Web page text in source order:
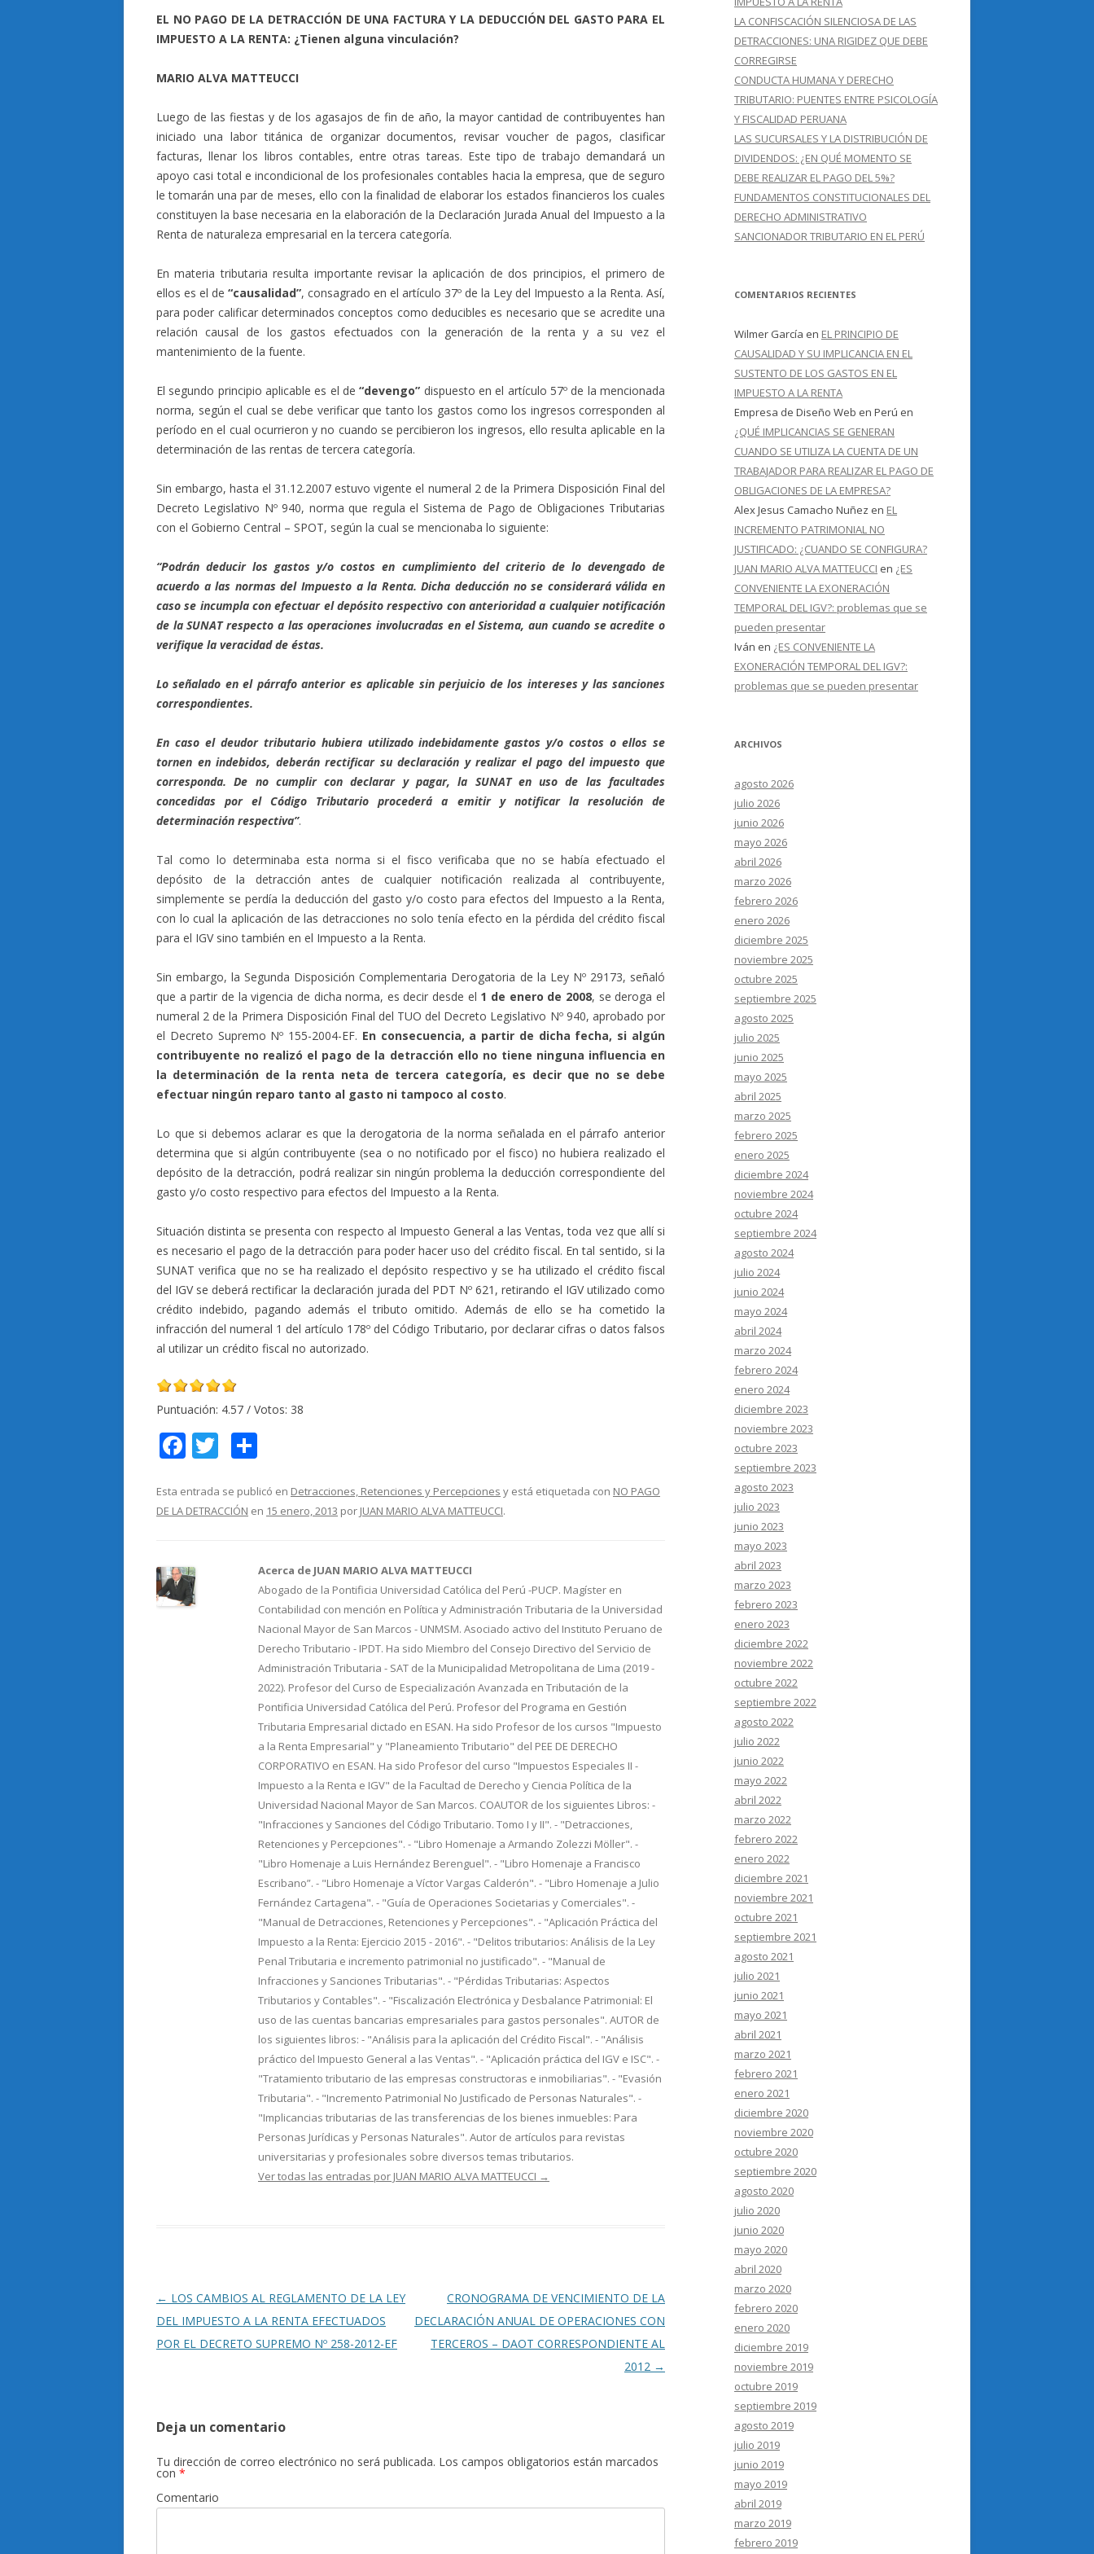
EL NO PAGO DE LA DETRACCIÓN DE UNA FACTURA Y LA DEDUCCIÓN DEL GASTO PARA EL
IMPUESTO A LA RENTA: ¿Tienen alguna vinculación?
MARIO ALVA MATTEUCCI
Luego de las fiestas y de los agasajos de fin de año, la mayor cantidad de contribuyentes han
iniciado una labor titánica de organizar documentos, revisar voucher de pagos, clasificar
facturas, llenar los libros contables, entre otras tareas. Este tipo de trabajo demandará un
apoyo casi total e incondicional de los profesionales contables hacia la empresa, que de seguro
le tomarán una par de meses, ello con la finalidad de elaborar los estados financieros los cuales
constituyen la base necesaria en la elaboración de la Declaración Jurada Anual del Impuesto a la
Renta de naturaleza empresarial en la tercera categoría.
En materia tributaria resulta importante revisar la aplicación de dos principios, el primero de
ellos es el de “causalidad”, consagrado en el artículo 37º de la Ley del Impuesto a la Renta. Así,
para poder calificar determinados conceptos como deducibles es necesario que se acredite una
relación causal de los gastos efectuados con la generación de la renta y a su vez el
mantenimiento de la fuente.
El segundo principio aplicable es el de“devengo” dispuesto en el artículo 57º de la mencionada
norma, según el cual se debe verificar que tanto los gastos como los ingresos corresponden al
período en el cual ocurrieron y no cuando se percibieron los ingresos, ello resulta aplicable en la
determinación de las rentas de tercera categoría.
Sin embargo, hasta el 31.12.2007 estuvo vigente el numeral 2 de la Primera Disposición Final del
Decreto Legislativo Nº 940, norma que regula el Sistema de Pago de Obligaciones Tributarias
con el Gobierno Central – SPOT, según la cual se mencionaba lo siguiente:
“Podrán deducir los gastos y/o costos en cumplimiento del criterio de lo devengado de
acuerdo a las normas del Impuesto a la Renta. Dicha deducción no se considerará válida en
caso se incumpla con efectuar el depósito respectivo con anterioridad a cualquier notificación
de la SUNAT respecto a las operaciones involucradas en el Sistema, aun cuando se acredite o
verifique la veracidad de éstas.
Lo señalado en el párrafo anterior es aplicable sin perjuicio de los intereses y las sanciones
correspondientes.
En caso el deudor tributario hubiera utilizado indebidamente gastos y/o costos o ellos se
tornen en indebidos, deberán rectificar su declaración y realizar el pago del impuesto que
corresponda. De no cumplir con declarar y pagar, la SUNAT en uso de las facultades
concedidas por el Código Tributario procederá a emitir y notificar la resolución de
determinación respectiva”.
Tal como lo determinaba esta norma si el fisco verificaba que no se había efectuado el
depósito de la detracción antes de cualquier notificación realizada al contribuyente,
simplemente se perdía la deducción del gasto y/o costo para efectos del Impuesto a la Renta,
con lo cual la aplicación de las detracciones no solo tenía efecto en la pérdida del crédito fiscal
para el IGV sino también en el Impuesto a la Renta.
Sin embargo, la Segunda Disposición Complementaria Derogatoria de la Ley Nº 29173, señaló
que a partir de la vigencia de dicha norma, es decir desde el 1 de enero de 2008, se deroga el
numeral 2 de la Primera Disposición Final del TUO del Decreto Legislativo Nº 940, aprobado por
el Decreto Supremo Nº 155-2004-EF. En consecuencia, a partir de dicha fecha, si algún
contribuyente no realizó el pago de la detracción ello no tiene ninguna influencia en
la determinación de la renta neta de tercera categoría, es decir que no se debe
efectuar ningún reparo tanto al gasto ni tampoco al costo.
Lo que si debemos aclarar es que la derogatoria de la norma señalada en el párrafo anterior
determina que si algún contribuyente (sea o no notificado por el fisco) no hubiera realizado el
depósito de la detracción, podrá realizar sin ningún problema la deducción correspondiente del
gasto y/o costo respectivo para efectos del Impuesto a la Renta.
Situación distinta se presenta con respecto al Impuesto General a las Ventas, toda vez que allí si
es necesario el pago de la detracción para poder hacer uso del crédito fiscal. En tal sentido, si la
SUNAT verifica que no se ha realizado el depósito respectivo y se ha utilizado el crédito fiscal
del IGV se deberá rectificar la declaración jurada del PDT Nº 621, retirando el IGV utilizado como
crédito indebido, pagando además el tributo omitido. Además de ello se ha cometido la
infracción del numeral 1 del artículo 178º del Código Tributario, por declarar cifras o datos falsos
al utilizar un crédito fiscal no autorizado.
Puntuación: 4.57 / Votos: 38
F
e
b
o
k
T
itt
er
m
p
ti
r
Esta entrada se publicó en Detracciones, Retenciones y Percepciones y está etiquetada con NO PAGO
DE LA DETRACCIÓN en 15 enero, 2013 por JUAN MARIO ALVA MATTEUCCI.
Acerca de JUAN MARIO ALVA MATTEUCCI
Abogado de la Pontificia Universidad Católica del Perú -PUCP. Magíster en
Contabilidad con mención en Política y Administración Tributaria de la Universidad
Nacional Mayor de San Marcos - UNMSM. Asociado activo del Instituto Peruano de
Derecho Tributario - IPDT. Ha sido Miembro del Consejo Directivo del Servicio de
Administración Tributaria - SAT de la Municipalidad Metropolitana de Lima (2019 -
2022). Profesor del Curso de Especialización Avanzada en Tributación de la
Pontificia Universidad Católica del Perú. Profesor del Programa en Gestión
Tributaria Empresarial dictado en ESAN. Ha sido Profesor de los cursos "Impuesto
a la Renta Empresarial" y "Planeamiento Tributario" del PEE DE DERECHO
CORPORATIVO en ESAN. Ha sido Profesor del curso "Impuestos Especiales II -
Impuesto a la Renta e IGV" de la Facultad de Derecho y Ciencia Política de la
Universidad Nacional Mayor de San Marcos. COAUTOR de los siguientes Libros: -
"Infracciones y Sanciones del Código Tributario. Tomo I y II". - "Detracciones,
Retenciones y Percepciones". - "Libro Homenaje a Armando Zolezzi Möller". -
"Libro Homenaje a Luis Hernández Berenguel". - "Libro Homenaje a Francisco
Escribano”. - "Libro Homenaje a Víctor Vargas Calderón". - "Libro Homenaje a Julio
Fernández Cartagena". - "Guía de Operaciones Societarias y Comerciales". -
"Manual de Detracciones, Retenciones y Percepciones". - "Aplicación Práctica del
Impuesto a la Renta: Ejercicio 2015 - 2016". - "Delitos tributarios: Análisis de la Ley
Penal Tributaria e incremento patrimonial no justificado". - "Manual de
Infracciones y Sanciones Tributarias". - "Pérdidas Tributarias: Aspectos
Tributarios y Contables". - "Fiscalización Electrónica y Desbalance Patrimonial: El
uso de las cuentas bancarias empresariales para gastos personales". AUTOR de
los siguientes libros: - "Análisis para la aplicación del Crédito Fiscal". - "Análisis
práctico del Impuesto General a las Ventas". - "Aplicación práctica del IGV e ISC". -
"Tratamiento tributario de las empresas constructoras e inmobiliarias". - "Evasión
Tributaria". - "Incremento Patrimonial No Justificado de Personas Naturales". -
"Implicancias tributarias de las transferencias de los bienes inmuebles: Para
Personas Jurídicas y Personas Naturales". Autor de artículos para revistas
universitarias y profesionales sobre diversos temas tributarios.
Ver todas las entradas por JUAN MARIO ALVA MATTEUCCI →
Navegación
de
entradas
← LOS CAMBIOS AL REGLAMENTO DE LA LEY
DEL IMPUESTO A LA RENTA EFECTUADOS
POR EL DECRETO SUPREMO Nº 258-2012-EF
CRONOGRAMA DE VENCIMIENTO DE LA
DECLARACIÓN ANUAL DE OPERACIONES CON
TERCEROS – DAOT CORRESPONDIENTE AL
2012 →
Deja un comentario
Tu dirección de correo electrónico no será publicada. Los campos obligatorios están marcados
con *
Comentario
LA CONFISCACIÓN SILENCIOSA DE LAS
DETRACCIONES: UNA RIGIDEZ QUE DEBE
CORREGIRSE
CONDUCTA HUMANA Y DERECHO
TRIBUTARIO: PUENTES ENTRE PSICOLOGÍA
Y FISCALIDAD PERUANA
LAS SUCURSALES Y LA DISTRIBUCIÓN DE
DIVIDENDOS: ¿EN QUÉ MOMENTO SE
DEBE REALIZAR EL PAGO DEL 5%?
FUNDAMENTOS CONSTITUCIONALES DEL
DERECHO ADMINISTRATIVO
SANCIONADOR TRIBUTARIO EN EL PERÚ
COMENTARIOS RECIENTES
Wilmer García en EL PRINCIPIO DE
CAUSALIDAD Y SU IMPLICANCIA EN EL
SUSTENTO DE LOS GASTOS EN EL
IMPUESTO A LA RENTA
Empresa de Diseño Web en Perú en
¿QUÉ IMPLICANCIAS SE GENERAN
CUANDO SE UTILIZA LA CUENTA DE UN
TRABAJADOR PARA REALIZAR EL PAGO DE
OBLIGACIONES DE LA EMPRESA?
Alex Jesus Camacho Nuñez en EL
INCREMENTO PATRIMONIAL NO
JUSTIFICADO: ¿CUANDO SE CONFIGURA?
JUAN MARIO ALVA MATTEUCCI en ¿ES
CONVENIENTE LA EXONERACIÓN
TEMPORAL DEL IGV?: problemas que se
pueden presentar
Iván en ¿ES CONVENIENTE LA
EXONERACIÓN TEMPORAL DEL IGV?:
problemas que se pueden presentar
ARCHIVOS
agosto 2026
julio 2026
junio 2026
mayo 2026
abril 2026
marzo 2026
febrero 2026
enero 2026
diciembre 2025
noviembre 2025
octubre 2025
septiembre 2025
agosto 2025
julio 2025
junio 2025
mayo 2025
abril 2025
marzo 2025
febrero 2025
enero 2025
diciembre 2024
noviembre 2024
octubre 2024
septiembre 2024
agosto 2024
julio 2024
junio 2024
mayo 2024
abril 2024
marzo 2024
febrero 2024
enero 2024
diciembre 2023
noviembre 2023
octubre 2023
septiembre 2023
agosto 2023
julio 2023
junio 2023
mayo 2023
abril 2023
marzo 2023
febrero 2023
enero 2023
diciembre 2022
noviembre 2022
octubre 2022
septiembre 2022
agosto 2022
julio 2022
junio 2022
mayo 2022
abril 2022
marzo 2022
febrero 2022
enero 2022
diciembre 2021
noviembre 2021
octubre 2021
septiembre 2021
agosto 2021
julio 2021
junio 2021
mayo 2021
abril 2021
marzo 2021
febrero 2021
enero 2021
diciembre 2020
noviembre 2020
octubre 2020
septiembre 2020
agosto 2020
julio 2020
junio 2020
mayo 2020
abril 2020
marzo 2020
febrero 2020
enero 2020
diciembre 2019
noviembre 2019
octubre 2019
septiembre 2019
agosto 2019
julio 2019
junio 2019
mayo 2019
abril 2019
marzo 2019
febrero 2019